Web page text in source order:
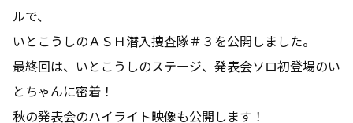
ルで、
いとこうしのＡＳＨ潜入捜査隊＃３を公開しました。
最終回は、いとこうしのステージ、発表会ソロ初登場のい
とちゃんに密着！
秋の発表会のハイライト映像も公開します！